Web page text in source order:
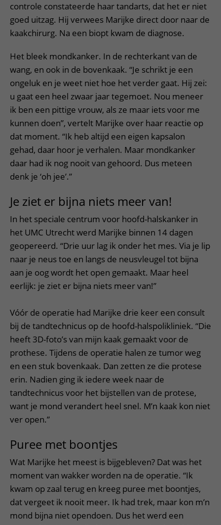
controle constateerde haar tandarts, dat het er niet
goed uitzag. Hij verwees Marijke direct door naar de
kaakchirurg. Na een biopt kwam de diagnose.
Het bleek mondkanker. In de rechterkant van de
wang, en ook in de bovenkaak. “Je schrikt je een
ongeluk en je weet niet hoe het verder gaat. Hij zei:
u gaat een heel zwaar jaar tegemoet. Nou meneer
ik ben een pittige vrouw, als ze maar iets voor me
kunnen doen”, vertelt Marijke over haar reactie op
dat moment. “Ik heb altijd een eigen kapsalon
gehad, daar hoor je verhalen. Maar mondkanker
daar had ik nog nooit van gehoord. Dus meteen
denk je ‘oh jee’.”
Je ziet er bijna niets meer van!
In het speciale centrum voor hoofd-halskanker in
het UMC Utrecht werd Marijke binnen 14 dagen
geopereerd. “Drie uur lag ik onder het mes. Via je lip
naar je neus toe en langs de neusvleugel tot bijna
aan je oog wordt het open gemaakt. Maar heel
eerlijk: je ziet er bijna niets meer van!”
Vóór de operatie had Marijke drie keer een consult
bij de tandtechnicus op de hoofd-halspolikliniek. “Die
heeft 3D-foto’s van mijn kaak gemaakt voor de
prothese. Tijdens de operatie halen ze tumor weg
en een stuk bovenkaak. Dan zetten ze die protese
erin. Nadien ging ik iedere week naar de
tandtechnicus voor het bijstellen van de protese,
want je mond verandert heel snel. M’n kaak kon niet
ver open.”
Puree met boontjes
Wat Marijke het meest is bijgebleven? Dat was het
moment van wakker worden na de operatie. “Ik
kwam op zaal terug en kreeg puree met boontjes,
dat vergeet ik nooit meer. Ik had trek, maar kon m’n
mond bijna niet opendoen. Dus het werd een